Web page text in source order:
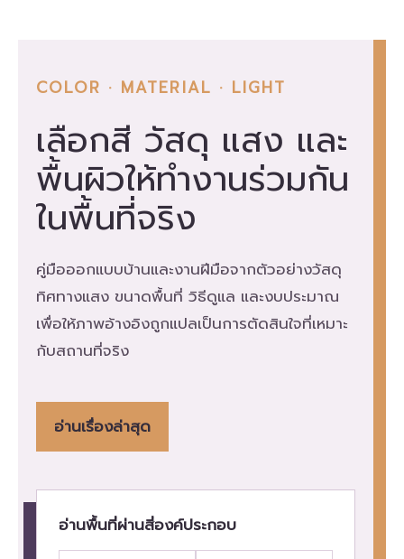
COLOR · MATERIAL · LIGHT
เลือกสี วัสดุ แสง และ
พื้นผิวให้ทำงานร่วมกัน
ในพื้นที่จริง
คู่มือออกแบบบ้านและงานฝีมือจากตัวอย่างวัสดุ
ทิศทางแสง ขนาดพื้นที่ วิธีดูแล และงบประมาณ
เพื่อให้ภาพอ้างอิงถูกแปลเป็นการตัดสินใจที่เหมาะ
กับสถานที่จริง
อ่านเรื่องล่าสุด
อ่านพื้นที่ผ่านสี่องค์ประกอบ